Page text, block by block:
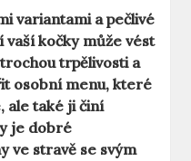
variantami a pečlivé
vaší kočky může vést
trpělivosti a
osobní menu, které
ale také ji činí
je dobré
ve stravě se svým